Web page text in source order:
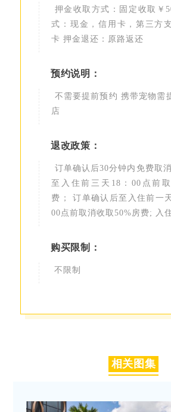
押金收取方式：固定收取￥
式：现金，信用卡，第三方
卡 押金退还：原路返还
预约说明：
不需要提前预约 携带宠物需
店
退改政策：
订单确认后30分钟内免费取
至入住前三天18：00点前
费； 订单确认后至入住前一
00点前取消收取50%房费; 入
购买限制：
不限制
相关图集